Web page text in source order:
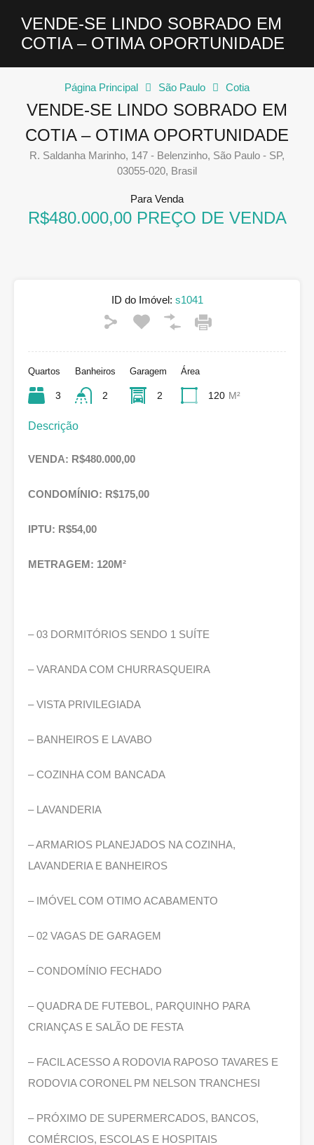
VENDE-SE LINDO SOBRADO EM
COTIA – OTIMA OPORTUNIDADE
Página Principal São Paulo Cotia
VENDE-SE LINDO SOBRADO EM
COTIA – OTIMA OPORTUNIDADE
R. Saldanha Marinho, 147 - Belenzinho, São Paulo - SP,
03055-020, Brasil
Para Venda
R$480.000,00 PREÇO DE VENDA
ID do Imóvel: s1041
Quartos
3
Banheiros
2
Garagem
2
Área
120 M²
Descrição
VENDA: R$480.000,00
CONDOMÍNIO: R$175,00
IPTU: R$54,00
METRAGEM: 120M²
– 03 DORMITÓRIOS SENDO 1 SUÍTE
– VARANDA COM CHURRASQUEIRA
– VISTA PRIVILEGIADA
– BANHEIROS E LAVABO
– COZINHA COM BANCADA
– LAVANDERIA
– ARMARIOS PLANEJADOS NA COZINHA,
LAVANDERIA E BANHEIROS
– IMÓVEL COM OTIMO ACABAMENTO
– 02 VAGAS DE GARAGEM
– CONDOMÍNIO FECHADO
– QUADRA DE FUTEBOL, PARQUINHO PARA
CRIANÇAS E SALÃO DE FESTA
– FACIL ACESSO A RODOVIA RAPOSO TAVARES E
RODOVIA CORONEL PM NELSON TRANCHESI
– PRÓXIMO DE SUPERMERCADOS, BANCOS,
COMÉRCIOS, ESCOLAS E HOSPITAIS